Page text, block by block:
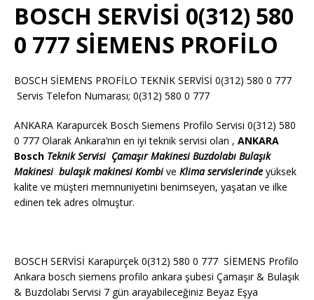
BOSCH SERVİSİ 0(312) 580
0 777 SİEMENS PROFİLO
BOSCH SİEMENS PROFİLO TEKNİK SERVİSİ 0(312) 580 0 777
Servis Telefon Numarası; 0(312) 580 0 777
ANKARA Karapurcek Bosch Siemens Profilo Servisi 0(312) 580
0 777 Olarak Ankara’nın en iyi teknik servisi olan , ANKARA
Bosch Teknik Servisi Çamaşır MakinesiBuzdolabı Bulaşık
Makinesi bulaşık makinesiKombive Klima servislerinde yüksek
kalite ve müşteri memnuniyetini benimseyen, yaşatan ve ilke
edinen tek adres olmuştur.
BOSCH SERVİSİ Karapürçek 0(312) 580 0 777 SİEMENS Profilo
Ankara bosch siemens profilo ankara şubesi Çamaşır & Bulaşık
& Buzdolabı Servisi 7 gün arayabileceğiniz Beyaz Eşya